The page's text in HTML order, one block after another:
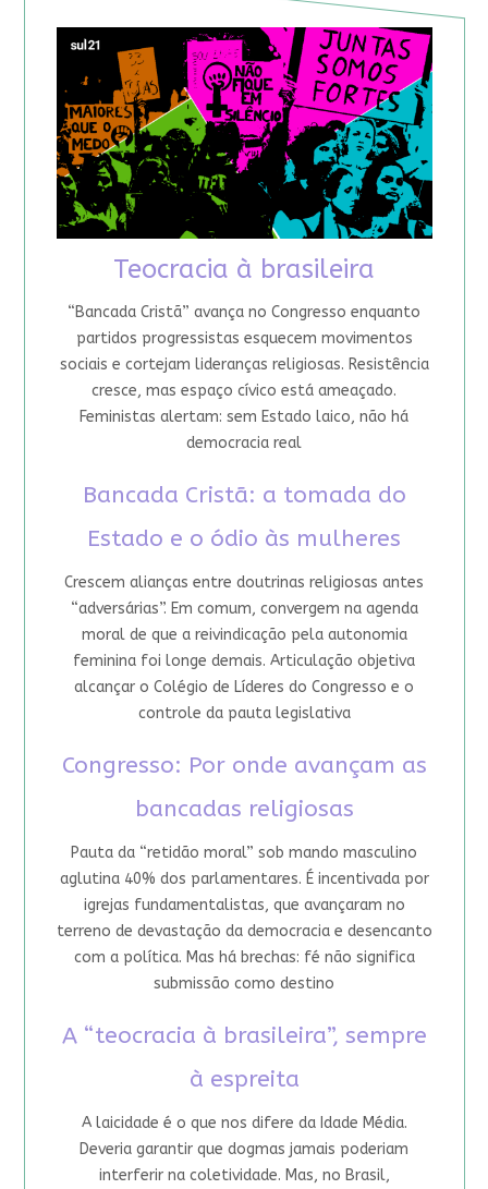
Teocracia à brasileira
“Bancada Cristã” avança no Congresso enquanto
partidos progressistas esquecem movimentos
sociais e cortejam lideranças religiosas. Resistência
cresce, mas espaço cívico está ameaçado.
Feministas alertam: sem Estado laico, não há
democracia real
Bancada Cristã: a tomada do
Estado e o ódio às mulheres
Crescem alianças entre doutrinas religiosas antes
“adversárias”. Em comum, convergem na agenda
moral de que a reivindicação pela autonomia
feminina foi longe demais. Articulação objetiva
alcançar o Colégio de Líderes do Congresso e o
controle da pauta legislativa
Congresso: Por onde avançam as
bancadas religiosas
Pauta da “retidão moral” sob mando masculino
aglutina 40% dos parlamentares. É incentivada por
igrejas fundamentalistas, que avançaram no
terreno de devastação da democracia e desencanto
com a política. Mas há brechas: fé não significa
submissão como destino
A “teocracia à brasileira”, sempre
à espreita
A laicidade é o que nos difere da Idade Média.
Deveria garantir que dogmas jamais poderiam
interferir na coletividade. Mas, no Brasil,